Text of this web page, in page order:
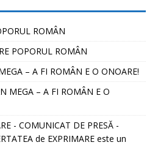
ROMÂN
POPORUL ROMÂN
– A FI ROMÂN E O ONOARE!
MEGA – A FI ROMÂN E O
- COMUNICAT DE PRESĂ -
de EXPRIMARE este un